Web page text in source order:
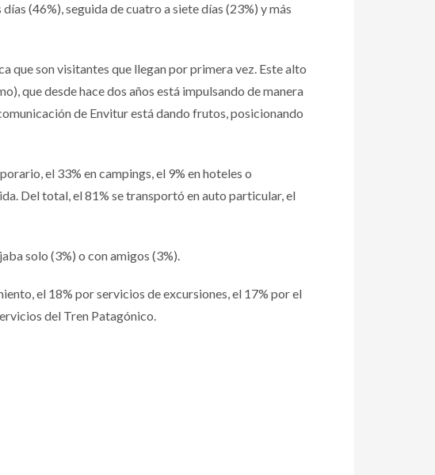
(46%), seguida de cuatro a siete días (23%) y más
que son visitantes que llegan por primera vez. Este alto
que desde hace dos años está impulsando de manera
de Envitur está dando frutos, posicionando
el 33% en campings, el 9% en hoteles o
Del total, el 81% se transportó en auto particular, el
solo (3%) o con amigos (3%).
el 18% por servicios de excursiones, el 17% por el
del Tren Patagónico.